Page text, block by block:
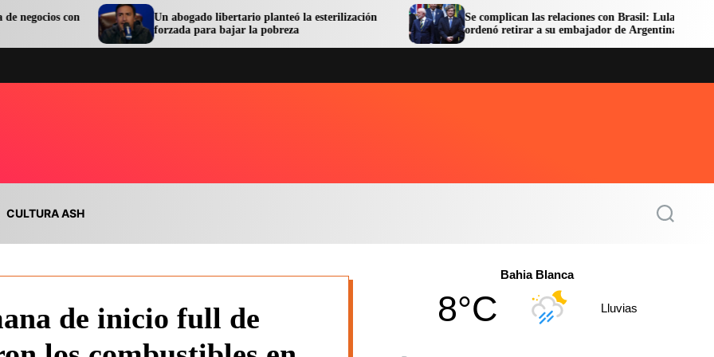
Un abogado libertario planteó la esterilización
forzada para bajar la pobreza
Se complican las relaciones con Brasil: Lula
ordenó retirar a su embajador de Argentina
CULTURA ASH
S
de inicio full de
Bahia Blanca
8°C Lluvias